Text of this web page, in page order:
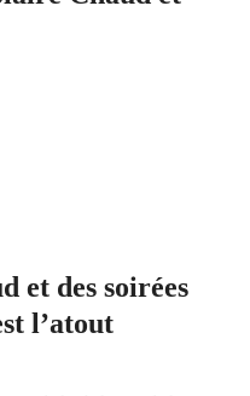
et des soirées
l’atout